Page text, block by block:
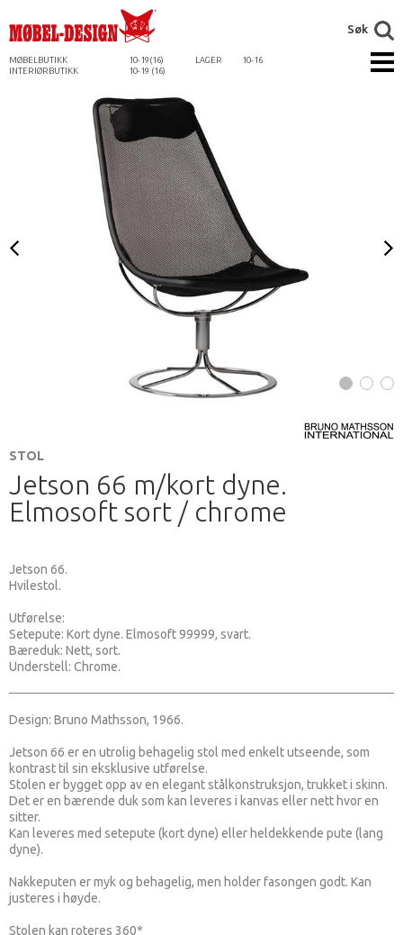
MØBELBUTIKK 10-19(16) LAGER
10-16
INTERIØRBUTIKK
10-19 (16)
Søk
STOL
Jetson 66 m/kort dyne.
Elmosoft sort / chrome
Jetson 66.
Hvilestol.
Utførelse:
Setepute: Kort dyne. Elmosoft 99999, svart.
Bæreduk: Nett, sort.
Understell: Chrome.
Design: Bruno Mathsson, 1966.
Jetson 66 er en utrolig behagelig stol med enkelt utseende, som
kontrast til sin eksklusive utførelse.
Stolen er bygget opp av en elegant stålkonstruksjon, trukket i skinn.
Det er en bærende duk som kan leveres i kanvas eller nett hvor en
sitter.
Kan leveres med setepute (kort dyne) eller heldekkende pute (lang
dyne).
Nakkeputen er myk og behagelig, men holder fasongen godt. Kan
justeres i høyde.
Stolen kan roteres 360*